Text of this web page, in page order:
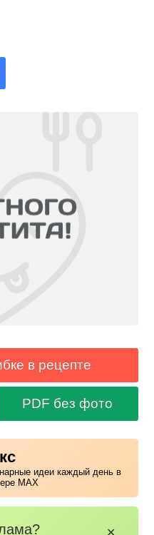
в рецепте
PDF без фото
идеи каждый день в
MAX
✕